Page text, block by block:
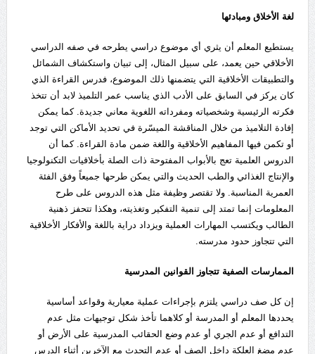
لغة الأخلاق ومبادئها
يستطيع المعلم أن يثري أي موضوع دراسي يطرحه في صفه الدراسي
الأخلاقي حين يعمد، على سبيل المثال، إلى تبيان واستكشاف الشمائل
والتطبيقات الأخلاقية التي يتضمنها ذلك الموضوع، فدرس القراءة الذي
كان يركز في السابق على الأدب الذي يناسب عمر التلميذ لابد أن تتخذ
فكرته الرئيسية وشخصياته ومفرداته اللغوية معاني جديدة. كما يمكن
إفادة التلاميذ من خلال المناقشة الميسّرة في تحديد الأماكن التي توجد
أو تكمن فيها المفاهيم الأخلاقية واللغة ضمن مادة القراءة. كما أن
الدروس العلمية تعج بالأبواب المفتوحة ذات الصلة بأخلاقيات التكنولوجيا
والإنتاج الغذائي والطب الحديث والتي يمكن طرحها جميعاً وفق الفئة
العمرية المناسبة. ولا تقتصر وظيفة مثل هذه الدروس على طرح
المعلومات إنما تمتد إلى تنمية التفكير وتغذيته، وهكذا تتحفز ذهنية
الطالب ويكتسب المهارات العملية ويزداد دراية باللغة والأفكار الأخلاقية
التي تتجاوز حدود مدرسته.
الممارسات الصفية تتجاوز القوانين المدرسية
إن كل صف دراسي يلتزم بإجراءات عملية معيارية وقواعد أساسية
يحددها المعلم أو المدرسة أو كلاهما تأخذ شكل توجيهات مثل عدم
التدافع أو عدم الجري أو عدم وضع الحقائب المدرسية على الأرض أو
عدم مضغ العلكة داخل الصف أو عدم التحدث مع الآخرين أثناء الدرس